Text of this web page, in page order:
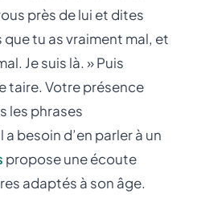
près de lui et dites
que tu as vraiment mal, et
Je suis là. » Puis
taire. Votre présence
les phrases
besoin d’en parler à un
propose une écoute
adaptés à son âge.